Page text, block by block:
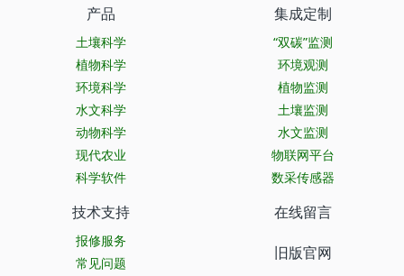
产品
土壤科学
植物科学
环境科学
水文科学
动物科学
现代农业
科学软件
集成定制
“双碳”监测
环境观测
植物监测
土壤监测
水文监测
物联网平台
数采传感器
技术支持
报修服务
常见问题
在线留言
旧版官网